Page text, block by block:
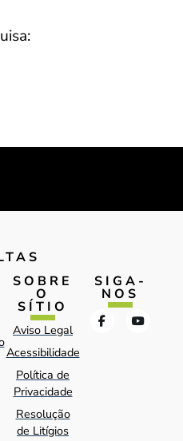
SOBRE
O
SÍTIO
Aviso Legal
Acessibilidade
Política de
Privacidade
Resolução
de Litígios
SIGA-
NOS